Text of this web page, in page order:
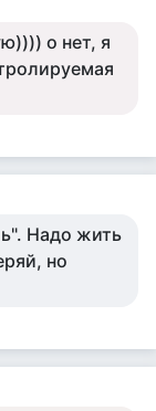
о нет, я
Надо жить
но